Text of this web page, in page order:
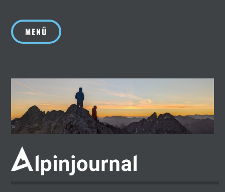
springen
MENÜ